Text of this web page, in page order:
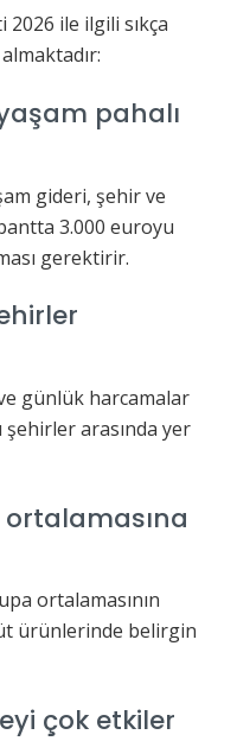
2026 ile ilgili sıkça
pahalı
gideri, şehir ve
3.000 euroyu
gerektirir.
günlük harcamalar
şehirler arasında yer
ortalamasına
ortalamasının
ürünlerinde belirgin
çok etkiler